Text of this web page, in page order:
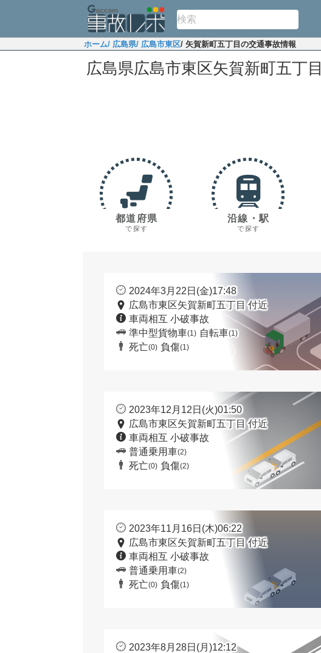
ホーム/ 広島県/ 広島市東区/ 矢賀新町五丁目の交通事故情報
広島県広島市東区矢賀新町五丁
都道府県
で探す
沿線・駅
で探す
2024年3月22日(金)17:48
広島市東区矢賀新町五丁目 付近
車両相互 小破事故
準中型貨物車(1) 自転車(1)
死亡(0) 負傷(1)
2023年12月12日(火)01:50
広島市東区矢賀新町五丁目 付近
車両相互 小破事故
普通乗用車(2)
死亡(0) 負傷(2)
2023年11月16日(木)06:22
広島市東区矢賀新町五丁目 付近
車両相互 小破事故
普通乗用車(2)
死亡(0) 負傷(1)
2023年8月28日(月)12:12